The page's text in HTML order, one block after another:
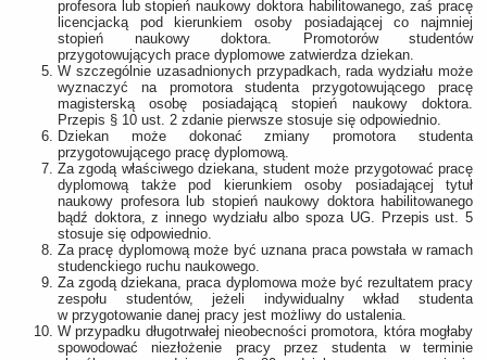
profesora lub stopień naukowy doktora habilitowanego, zaś pracę
licencjacką pod kierunkiem osoby posiadającej co najmniej
stopień naukowy doktora. Promotorów studentów
przygotowujących prace dyplomowe zatwierdza dziekan.
W szczególnie uzasadnionych przypadkach, rada wydziału może
wyznaczyć na promotora studenta przygotowującego pracę
magisterską osobę posiadającą stopień naukowy doktora.
Przepis § 10 ust. 2 zdanie pierwsze stosuje się odpowiednio.
Dziekan może dokonać zmiany promotora studenta
przygotowującego pracę dyplomową.
Za zgodą właściwego dziekana, student może przygotować pracę
dyplomową także pod kierunkiem osoby posiadającej tytuł
naukowy profesora lub stopień naukowy doktora habilitowanego
bądź doktora, z innego wydziału albo spoza UG. Przepis ust. 5
stosuje się odpowiednio.
Za pracę dyplomową może być uznana praca powstała w ramach
studenckiego ruchu naukowego.
Za zgodą dziekana, praca dyplomowa może być rezultatem pracy
zespołu studentów, jeżeli indywidualny wkład studenta
w przygotowanie danej pracy jest możliwy do ustalenia.
W przypadku długotrwałej nieobecności promotora, która mogłaby
spowodować niezłożenie pracy przez studenta w terminie